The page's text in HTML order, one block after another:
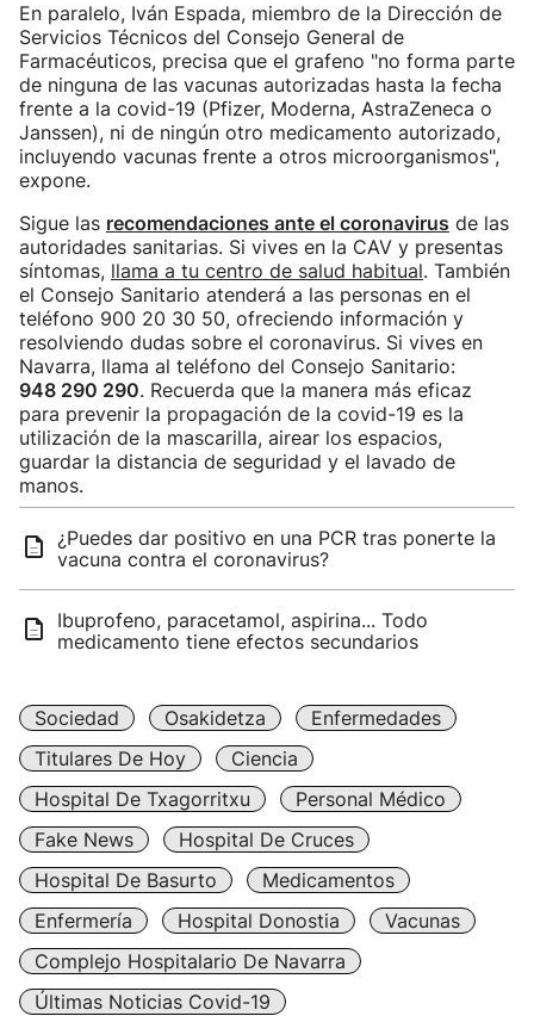
En paralelo, Iván Espada, miembro de la Dirección de
Servicios Técnicos del Consejo General de
Farmacéuticos, precisa que el grafeno "no forma parte
de ninguna de las vacunas autorizadas hasta la fecha
frente a la covid-19 (Pfizer, Moderna, AstraZeneca o
Janssen), ni de ningún otro medicamento autorizado,
incluyendo vacunas frente a otros microorganismos",
expone.
Sigue las recomendaciones ante el coronavirus de las
autoridades sanitarias. Si vives en la CAV y presentas
síntomas, llama a tu centro de salud habitual. También
el Consejo Sanitario atenderá a las personas en el
teléfono 900 20 30 50, ofreciendo información y
resolviendo dudas sobre el coronavirus. Si vives en
Navarra, llama al teléfono del Consejo Sanitario:
948 290 290. Recuerda que la manera más eficaz
para prevenir la propagación de la covid-19 es la
utilización de la mascarilla, airear los espacios,
guardar la distancia de seguridad y el lavado de
manos.
¿Puedes dar positivo en una PCR tras ponerte la
vacuna contra el coronavirus?
Ibuprofeno, paracetamol, aspirina... Todo
medicamento tiene efectos secundarios
Sociedad Osakidetza
Enfermedades
Titulares De Hoy
Ciencia
Hospital De Txagorritxu
Personal Médico
Fake News
Hospital De Cruces
Hospital De Basurto
Medicamentos
Enfermería
Hospital Donostia
Vacunas
Complejo Hospitalario De Navarra
Últimas Noticias Covid-19